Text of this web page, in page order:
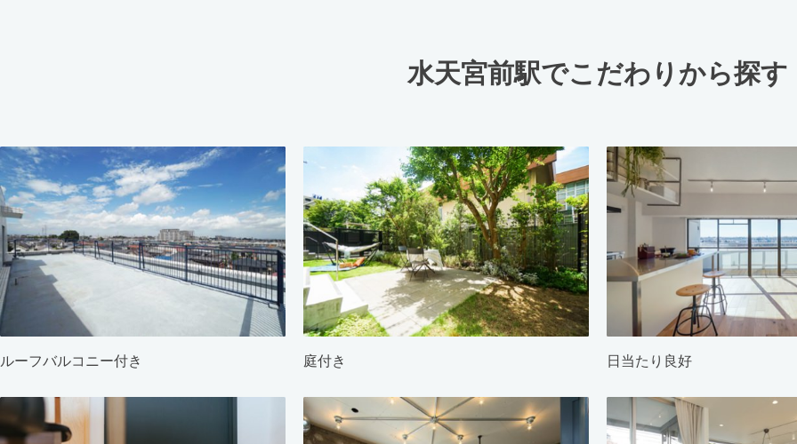
水天宮前駅でこだわりから探す
ルーフバルコニー付き 庭付き 日当たり良好